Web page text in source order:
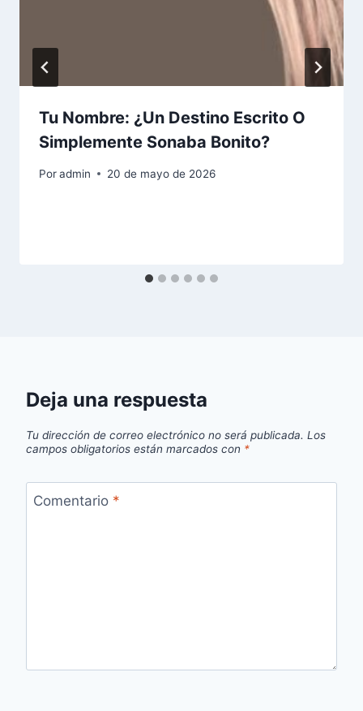
Tu Nombre: ¿Un Destino Escrito O
Simplemente Sonaba Bonito?
Poradmin 20 de mayo de 2026
Deja una respuesta
Tu dirección de correo electrónico no será publicada. Los
campos obligatorios están marcados con *
Comentario *